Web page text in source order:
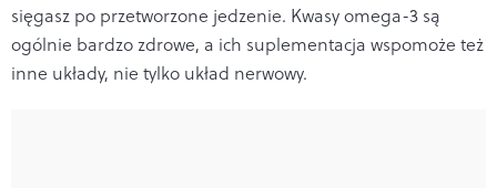
sięgasz po przetworzone jedzenie. Kwasy omega-3 są
ogólnie bardzo zdrowe, a ich suplementacja wspomoże też
inne układy, nie tylko układ nerwowy.